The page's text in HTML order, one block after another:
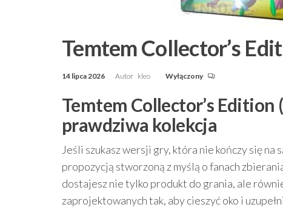
Temtem Collector’s
14 lipca 2026 Autor kleo Wyłączony
Temtem Collector’s Edition
prawdziwa kolekcja
Jeśli szukasz wersji gry, która nie kończy się na
propozycją stworzoną z myślą o fanach
dostajesz nie tylko produkt do grania, ale
zaprojektowanych tak, aby cieszyć oko i